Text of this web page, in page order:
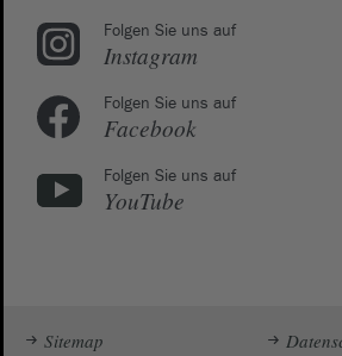
Folgen Sie uns auf
Instagram
Folgen Sie uns auf
Facebook
Folgen Sie uns auf
YouTube
Sitemap